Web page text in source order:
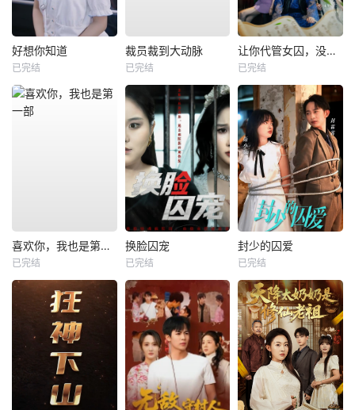
好想你知道
已完结
裁员裁到大动脉
已完结
让你代管女囚，没让你称帝啊
已完结
喜欢你，我也是第一部
已完结
换脸囚宠
已完结
封少的囚爱
已完结